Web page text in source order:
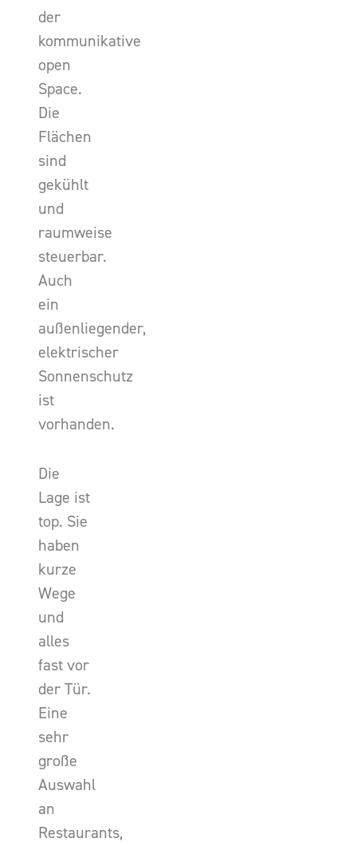
der
kommunikative
open
Space.
Die
Flächen
sind
gekühlt
und
raumweise
steuerbar.
Auch
ein
außenliegender,
elektrischer
Sonnenschutz
ist
vorhanden.
Die
Lage ist
top. Sie
haben
kurze
Wege
und
alles
fast vor
der Tür.
Eine
sehr
große
Auswahl
an
Restaurants,